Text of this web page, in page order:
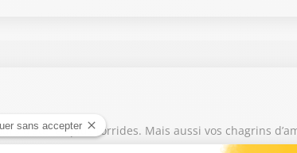
d’été les plus torrides. Mais aussi vos chagrins